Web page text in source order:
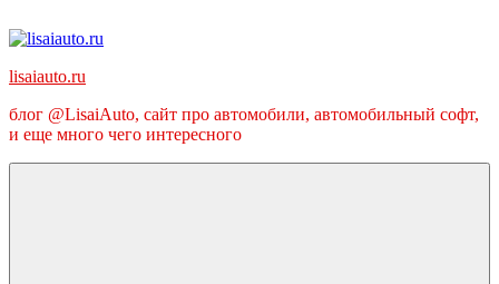
к
lisaiauto.ru
блог @LisaiAuto, сайт про автомобили, автомобильный софт,
и еще много чего интересного